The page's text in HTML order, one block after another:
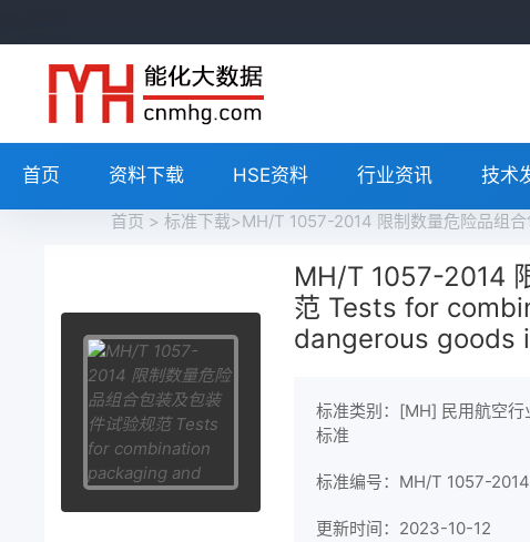
首页 资料下载 HSE资料 行业资讯 技术
首页 > 标准下载>MH/T 1057-2014 限制数量危险品组
MH/T 1057-2014
范 Tests for
dangerous goods
标准类别：[MH] 民用航空行
标准
标准编号：MH/T 1057-2014
更新时间：2023-10-12